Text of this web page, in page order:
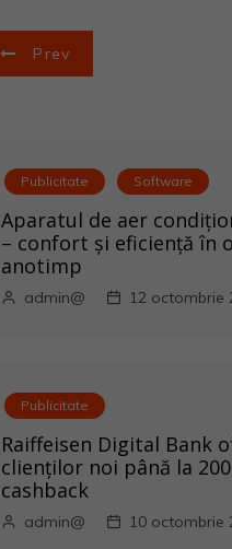
N
Prev
Publicitate Software
Aparatul de aer
– confort și eficiență în
anotimp
admin@ 12 octombrie
Publicitate
Raiffeisen Digital Bank
clienților noi până la
cashback
admin@ 10 octombrie